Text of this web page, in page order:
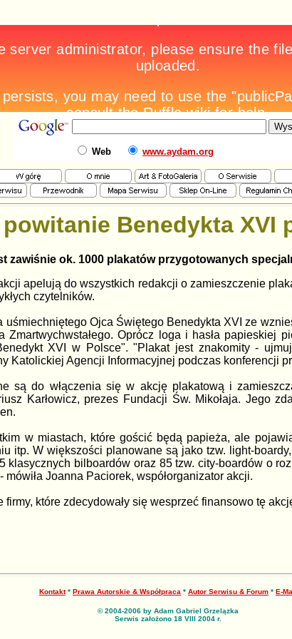
Web www.aydam.org
Benedykta XVI
zawiśnie ok. 1000 plakatów przygotowanych
apelują do wszystkich redakcji o zamieszczenie
czytelników.
Ojca Świętego Benedykta XVI ze
Zmartwychwstałego. Oprócz loga i hasła
XVI w Polsce". "Plakat jest znakomity -
Katolickiej Agencji Informacyjnej podczas konferencji
są do włączenia się w akcję plakatową i
Karłowicz, prezes Fundacji Św. Mikołaja. Jego
w miastach, które gościć będą papieża, ale
itp. W większości planowane są jako tzw. light-
klasycznych bilboardów oraz 85 tzw. city-boardów o
Joanna Paciorek, współorganizator akcji.
firmy, które zdecydowały się wesprzeć finansowo tę
Kontakt* Prawa Autorskie & Współpraca * Autor Serwisu & Forum * E-
© 2004-2006 by Adam Gabriel Grzelązka
Serwis założono 18 VIII 2004 r.